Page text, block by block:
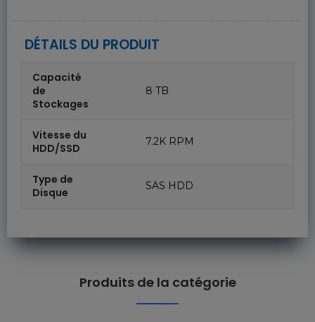
DÉTAILS DU PRODUIT
Capacité
de
Stockages
8 TB
Vitesse du
HDD/SSD
7.2K RPM
Type de
Disque
SAS HDD
Produits de la catégorie